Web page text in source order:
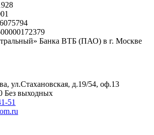
Банка ВТБ (ПАО) в г. Москве
ул.Стахановская, д.19/54, оф.13
Без выходных
51